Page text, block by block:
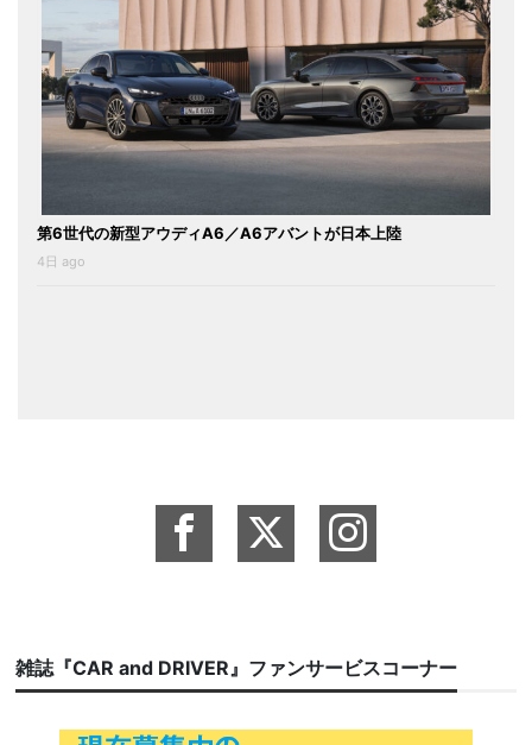
第6世代の新型アウディA6／A6アバントが日本上陸
4日 ago
雑誌『CAR and DRIVER』ファンサービスコーナー